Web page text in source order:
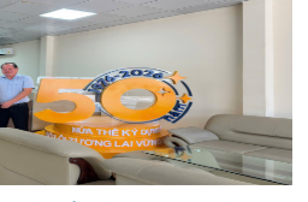
phát triển tiêu thụ tại thị trường